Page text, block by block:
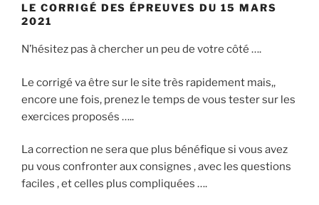
LE CORRIGÉ DES ÉPREUVES DU 15 MARS
2021
N’hésitez pas à chercher un peu de votre côté ….
Le corrigé va être sur le site très rapidement mais,,
encore une fois, prenez le temps de vous tester sur les
exercices proposés …..
La correction ne sera que plus bénéfique si vous avez
pu vous confronter aux consignes , avec les questions
faciles , et celles plus compliquées ….